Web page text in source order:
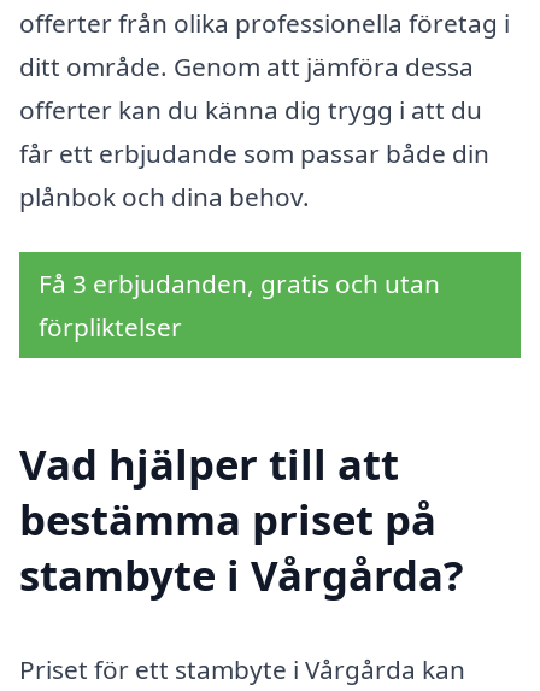
offerter från olika professionella företag i
ditt område. Genom att jämföra dessa
offerter kan du känna dig trygg i att du
får ett erbjudande som passar både din
plånbok och dina behov.
Få 3 erbjudanden, gratis och utan
förpliktelser
Vad hjälper till att
bestämma priset på
stambyte i Vårgårda?
Priset för ett stambyte i Vårgårda kan